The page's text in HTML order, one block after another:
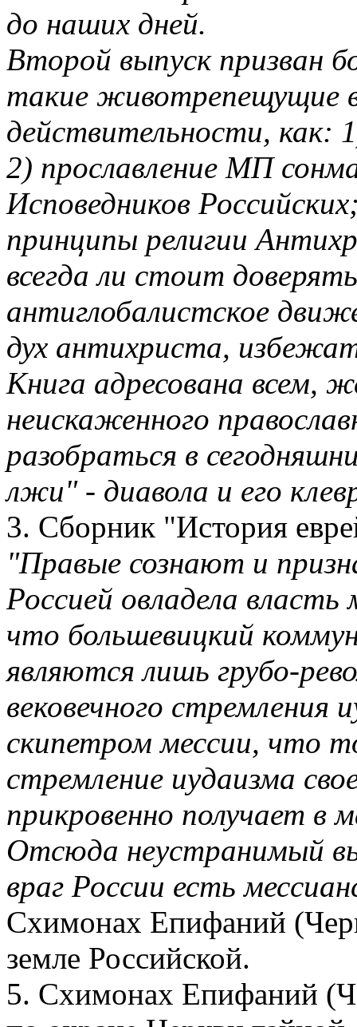
до наших дней.
Второй выпуск призван
такие животрепещущие
действительности, как:
2) прославление МП
Исповедников
принципы религии
всегда ли стоит
антиглобалистское
дух антихриста,
Книга адресована всем,
неискаженного
разобраться в
лжи" - диавола и его
3. Сборник "История
"Правые сознают и
Россией овладела
что большевицкий
являются лишь грубо-
вековечного стремления
скипетром мессии, что
стремление иудаизма
прикровенно получает в
Отсюда неустранимый
враг России есть
Схимонах Епифаний
земле Российской.
5. Схимонах Епифаний